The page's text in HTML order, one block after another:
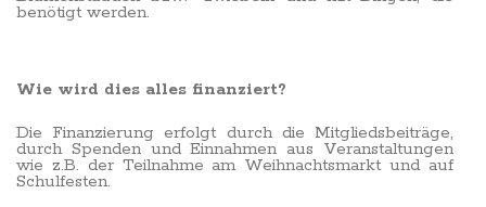
benötigt werden.
Wie wird dies alles finanziert?
Die Finanzierung erfolgt durch die Mitgliedsbeiträge,
durch Spenden und Einnahmen aus Veranstaltungen
wie z.B. der Teilnahme am Weihnachtsmarkt und auf
Schulfesten.